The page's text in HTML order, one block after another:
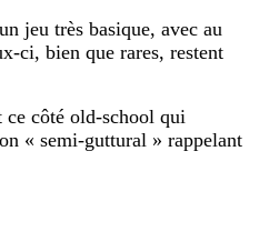
jeu très basique, avec au
ci, bien que rares, restent
côté old-school qui
« semi-guttural » rappelant